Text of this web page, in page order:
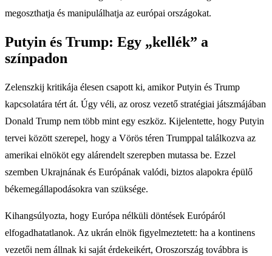
megoszthatja és manipulálhatja az európai országokat.
Putyin és Trump: Egy „kellék” a
színpadon
Zelenszkij kritikája élesen csapott ki, amikor Putyin és Trump
kapcsolatára tért át. Úgy véli, az orosz vezető stratégiai játszmájában
Donald Trump nem több mint egy eszköz. Kijelentette, hogy Putyin
tervei között szerepel, hogy a Vörös téren Trumppal találkozva az
amerikai elnököt egy alárendelt szerepben mutassa be. Ezzel
szemben Ukrajnának és Európának valódi, biztos alapokra épülő
békemegállapodásokra van szüksége.
Kihangsúlyozta, hogy Európa nélküli döntések Európáról
elfogadhatatlanok. Az ukrán elnök figyelmeztetett: ha a kontinens
vezetői nem állnak ki saját érdekeikért, Oroszország továbbra is